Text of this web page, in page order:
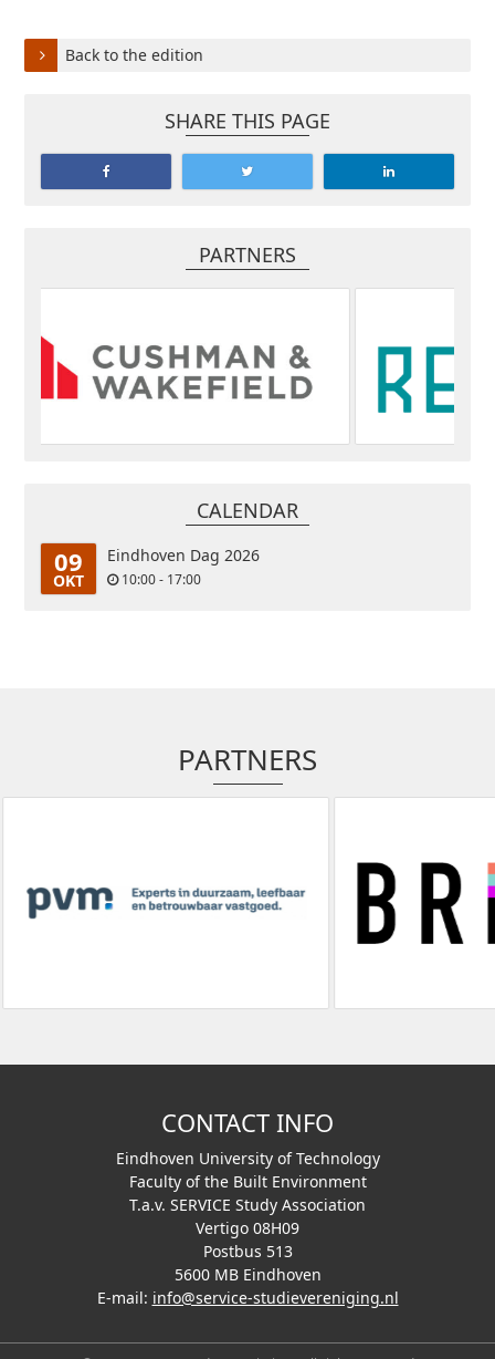
Back to the edition
SHARE THIS PAGE
PARTNERS
CALENDAR
09
OKT
Eindhoven Dag 2026
10:00 - 17:00
PARTNERS
CONTACT INFO
Eindhoven University of Technology
Faculty of the Built Environment
T.a.v. SERVICE Study Association
Vertigo 08H09
Postbus 513
5600 MB Eindhoven
E-mail: info@service-studievereniging.nl